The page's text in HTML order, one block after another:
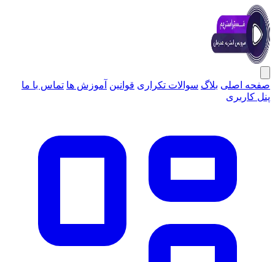
صفحه اصلی بلاگ سوالات تکراری قوانین آموزش ها تماس با ما
پنل کاربری